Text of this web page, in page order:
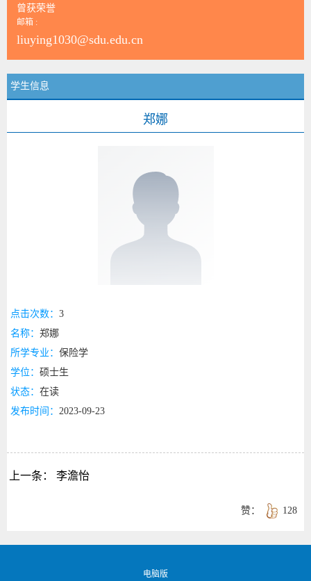
曾获荣誉
邮箱 :
liuying1030@sdu.edu.cn
学生信息
郑娜
点击次数： 3
名称： 郑娜
所学专业： 保险学
学位： 硕士生
状态： 在读
发布时间： 2023-09-23
上一条： 李澹怡
128
赞：
电脑版